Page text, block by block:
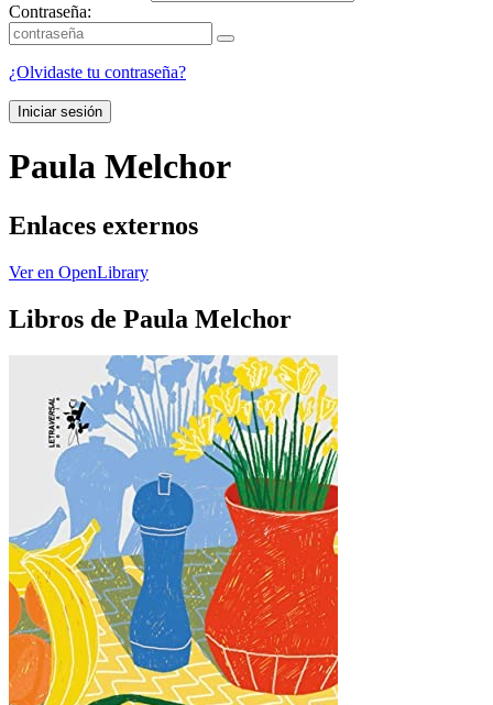
Contraseña:
¿Olvidaste tu contraseña?
Iniciar sesión
Paula Melchor
Enlaces externos
Ver en OpenLibrary
Libros de Paula Melchor